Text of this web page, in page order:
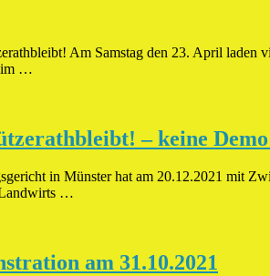
Am Samstag den 23. April laden
im …
– keine Demo
in Münster hat am 20.12.2021 mit
Landwirts …
am 31.10.2021